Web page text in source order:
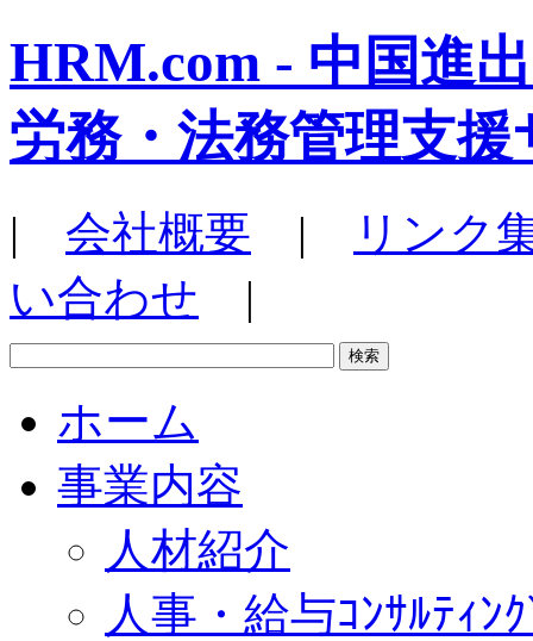
HRM.com - 中国進
労務・法務管理支援
| 会社概要 |
リンク
い合わせ |
ホーム
事業内容
人材紹介
人事・給与ｺﾝｻﾙﾃｨﾝ